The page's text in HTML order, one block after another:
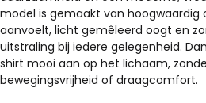
model is gemaakt van hoogwaardig
aanvoelt, licht gemêleerd oogt en
uitstraling bij iedere gelegenheid.
shirt mooi aan op het lichaam,
bewegingsvrijheid of draagcomfort.